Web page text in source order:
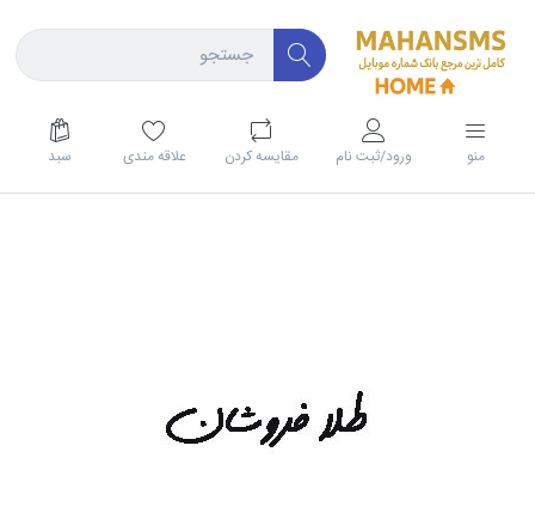
منو ورود/ثبت نام مقايسه كردن علاقه مندی سبد